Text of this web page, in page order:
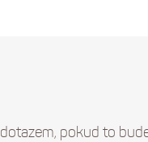
pokud to